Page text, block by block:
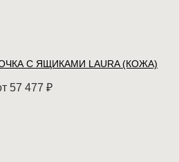
С ЯЩИКАМИ LAURA (КОЖА)
57 477 ₽